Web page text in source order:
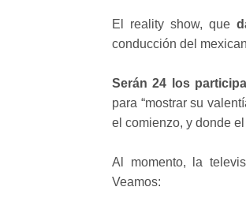
El reality show, que
conducción del
Serán 24 los
para “mostrar su
el comienzo, y donde
Al momento, la
Veamos: